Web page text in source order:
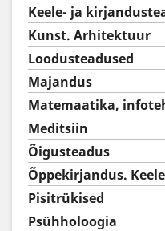
Keele- ja
Kunst. Arhitektuur
Loodusteadused
Majandus
Matemaatika,
Meditsiin
Õigusteadus
Õppekirjandus.
Pisitrükised
Psühholoogia